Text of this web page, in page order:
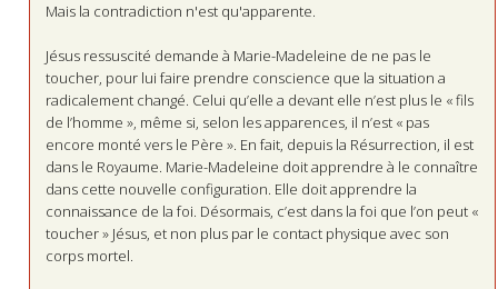
Mais la contradiction n'est qu'apparente.
Jésus ressuscité demande à Marie-Madeleine de ne pas le
toucher, pour lui faire prendre conscience que la situation a
radicalement changé. Celui qu’elle a devant elle n’est plus le « fils
de l’homme », même si, selon les apparences, il n’est « pas
encore monté vers le Père ». En fait, depuis la Résurrection, il est
dans le Royaume. Marie-Madeleine doit apprendre à le connaître
dans cette nouvelle configuration. Elle doit apprendre la
connaissance de la foi. Désormais, c’est dans la foi que l’on peut «
toucher » Jésus, et non plus par le contact physique avec son
corps mortel.